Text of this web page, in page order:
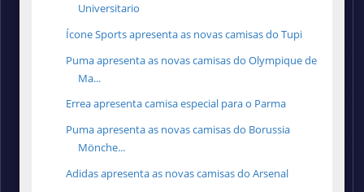
Universitario
Ícone Sports apresenta as novas camisas do Tupi
Puma apresenta as novas camisas do Olympique de
Ma...
Errea apresenta camisa especial para o Parma
Puma apresenta as novas camisas do Borussia
Mönche...
Adidas apresenta as novas camisas do Arsenal